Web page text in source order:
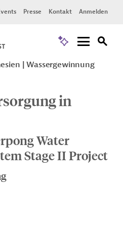
Presse Kontakt Anmelden
Wassergewinnung
in
Water
Stage II Project